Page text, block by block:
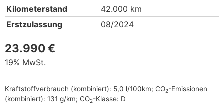
Kilometerstand
42.000 km
Erstzulassung
08/2024
23.990 €
19% MwSt.
Kraftstoffverbrauch (kombiniert): 5,0 l/100km; CO2-Emissionen
(kombiniert): 131 g/km; CO2-Klasse: D